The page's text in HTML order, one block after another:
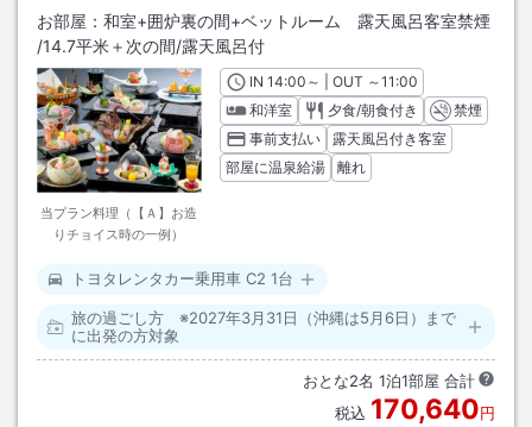
お部屋： 和室+囲炉裏の間+ベットルーム 露天風呂客室禁煙
/14.7平米＋次の間/露天風呂付
当プラン料理（【Ａ】お造
りチョイス時の一例）
INチェックイン
14:00 ～ | OUT チェックアウト
～11:00
和洋室
夕食/朝食付き
禁煙
事前支払い
露天風呂付き客室
部屋に温泉給湯
離れ
トヨタレンタカー乗用車 C2 1台
旅の過ごし方 ※2027年3月31日（沖縄は5月6日）まで
に出発の方対象
おとな2名 1泊1部屋 合計
税込 170,640円